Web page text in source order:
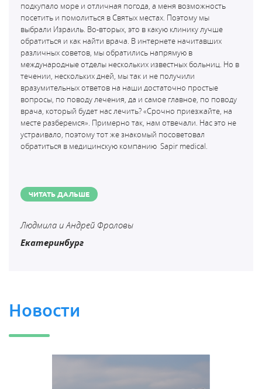
подкупало море и отличная погода, а меня возможность
посетить и помолиться в Святых местах. Поэтому мы
выбрали Израиль. Во-вторых, это в какую клинику лучше
обратиться и как найти врача. В интернете начитавших
различных советов, мы обратились напрямую в
международные отделы нескольких известных больниц. Но в
течении, нескольких дней, мы так и не получили
вразумительных ответов на наши достаточно простые
вопросы, по поводу лечения, да и самое главное, по поводу
врача, который будет нас лечить? «Срочно приезжайте, на
месте разберемся». Примерно так, нам отвечали. Нас это не
устраивало, поэтому тот же знакомый посоветовал
обратиться в медицинскую компанию Sapir medical.
ЧИТАТЬ ДАЛЬШЕ
Людмила и Андрей Фроловы
Екатеринбург
Новости